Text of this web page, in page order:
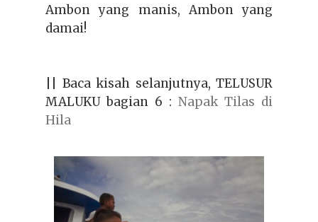
Ambon yang manis, Ambon yang
damai!
|| Baca kisah selanjutnya, TELUSUR
MALUKU bagian 6 : Napak Tilas di
Hila